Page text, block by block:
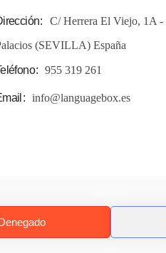
C/ Herrera El Viejo, 1A -
(SEVILLA) España
955 319 261
info@languagebox.es